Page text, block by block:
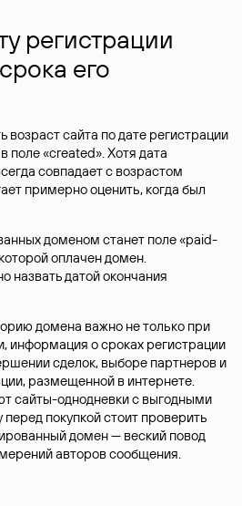
регистрации
его
сайта по дате регистрации
поле «created». Хотя дата
совпадает с возрастом
примерно оценить, когда был
доменом станет поле «paid-
оплачен домен.
назвать датой окончания
домена важно не только при
информация о сроках регистрации
сделок, выборе партнеров и
размещенной в интернете.
сайты-однодневки с выгодными
покупкой стоит проверить
домен — веский повод
авторов сообщения.